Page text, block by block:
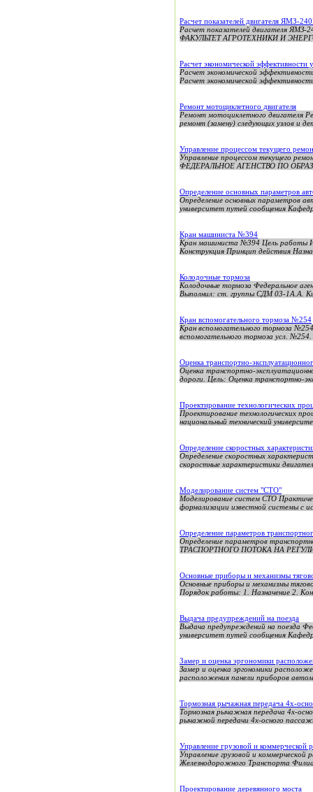
Расчет показателей двигателя ЯМЗ-
Расчет показателей двигателя
ФАКУЛЬТЕТ АГРОТЕХНИКИ И
Расчет экономической эффективности
Расчет экономической
Расчет экономической
Ремонт мотоциклетного двигателя
Ремонт мотоциклетного двигателя
ремонт (замену) следующих узлов и
Управление процессом текущего
Управление процессом текущего
ФЕДЕРАЛЬНОЕ АГЕНСТВО ПО
Определение основных параметров
Определение основных параметров
университет путей сообщения
Кран машиниста №394
Кран машиниста №394 Цель работы
Конструкция Принцип действия
Колодочные тормоза
Колодочные тормоза Федеральное
Выполнил: ст. группы СДМ 03-1А.А.
Кран вспомогательного тормоза №254
Кран вспомогательного тормоза
вспомогательного тормоза усл.
Оценка транспортно-
Оценка транспортно-
дороги. Цель: Оценка транспортно-
Проектирование технологических
Проектирование технологических
национальный технический
Определение скоростных
Определение скоростных
скоростные характеристики
Моделирование систем "СТО"
Моделирование систем СТО
формализации известной системы с
Определение параметров
Определение параметров
ТРАСПОРТНОГО ПОТОКА НА
Основные приборы и механизмы
Основные приборы и механизмы
Порядок работы: 1. Назначение 2.
Выдача предупреждений на поезда
Выдача предупреждений на поезда
университет путей сообщения
Замер и оценка эргономики
Замер и оценка эргономики
расположения панели приборов
Тормозная рычажная передача 4х-
Тормозная рычажная передача 4х-
рычажной передачи 4х-осного
Управление грузовой и коммерческой
Управление грузовой и
Железнодорожного Транспорта
Проектирование деревянного моста